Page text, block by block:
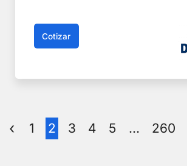
Cotizar
1 2 3 4 5 … 260